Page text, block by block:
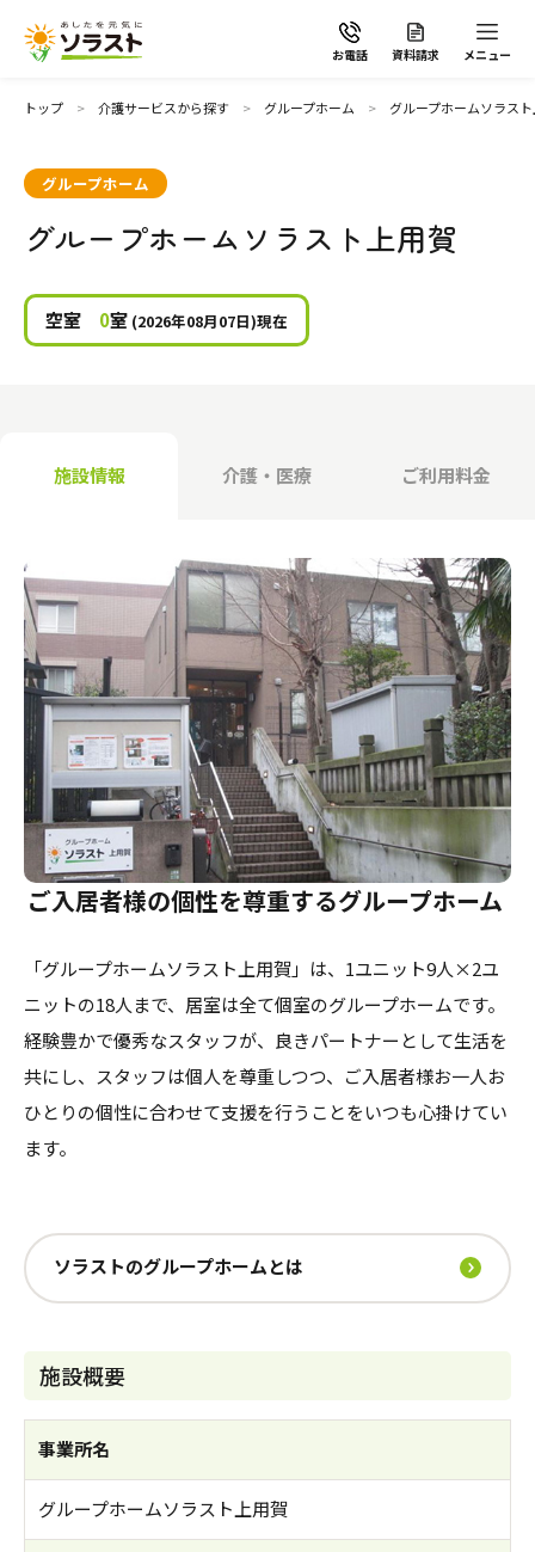
お電話 資料請求 メニュー
ソラストの想い
介護サービスから探す
自宅でサービスを受ける
サービスの相談をする
よくあるご質問
介護のガイド
介護保険サービスについて
介護保険サービス利用の流れ
介護お役立ちコラム「そらまめ＋」
採用情報
トップ 介護サービスから探す グループホーム グループホームソラス
グループホーム
グループホームソラスト上用賀
空室 0室 (2026年08月07日)現在
施設情報 介護・医療 ご利用料金
ご入居者様の個性を尊重するグループホーム
「グループホームソラスト上用賀」は、1ユニット9人×2ユ
ニットの18人まで、居室は全て個室のグループホームです。
経験豊かで優秀なスタッフが、良きパートナーとして生活を
共にし、スタッフは個人を尊重しつつ、ご入居者様お一人お
ひとりの個性に合わせて支援を行うことをいつも心掛けてい
ます。
ソラストのグループホームとは
施設概要
事業所名
グループホームソラスト上用賀